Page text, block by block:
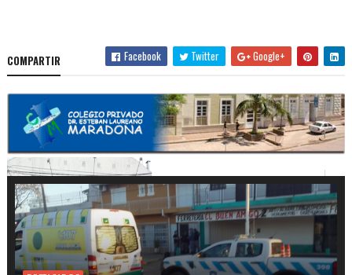
COMPARTIR Facebook Twitter Google+